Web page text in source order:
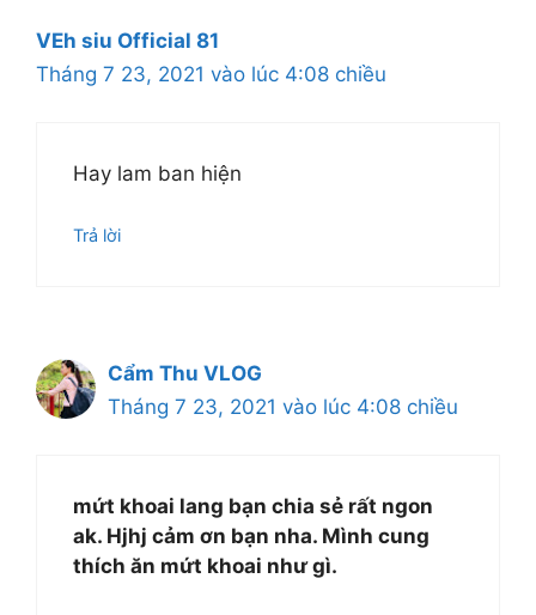
VEh siu Official 81
Tháng 7 23, 2021 vào lúc 4:08 chiều
Hay lam ban hiện
Trả lời
Cẩm Thu VLOG
Tháng 7 23, 2021 vào lúc 4:08 chiều
mứt khoai lang bạn chia sẻ rất ngon
ak. Hjhj cảm ơn bạn nha. Mình cung
thích ăn mứt khoai như gì.